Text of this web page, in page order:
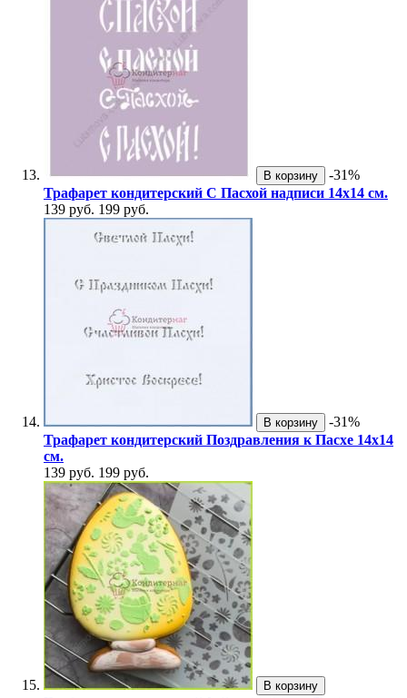
В корзину
-31%
Трафарет кондитерский С Пасхой надписи 14х14 см.
139 руб. 199 руб.
В корзину
-31%
Трафарет кондитерский Поздравления к Пасхе 14х14
см.
139 руб. 199 руб.
В корзину